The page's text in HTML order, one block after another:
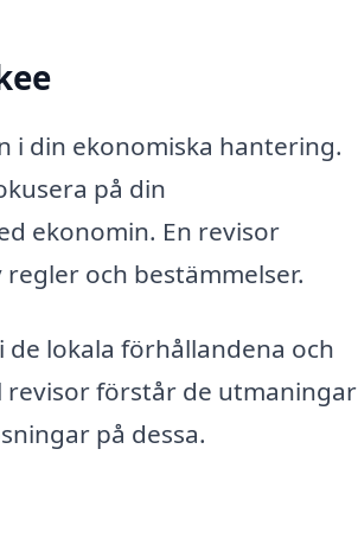
i din ekonomiska hantering.
på din
ekonomin. En revisor
och bestämmelser.
lokala förhållandena och
revisor förstår de utmaningar
på dessa.